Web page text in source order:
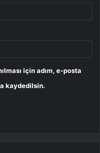
için adım, e-posta
kaydedilsin.